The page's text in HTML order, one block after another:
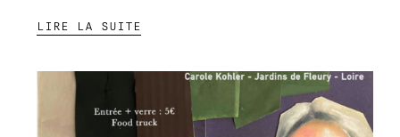
LIRE LA SUITE
ATELIER